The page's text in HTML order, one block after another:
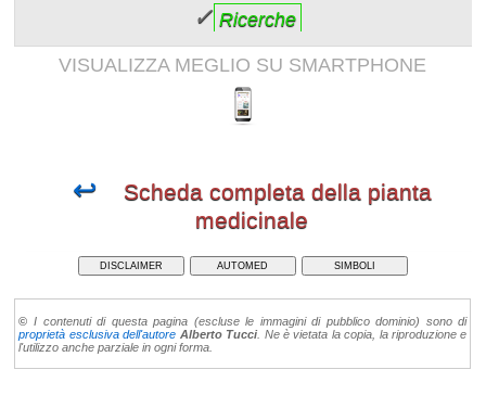
✓ Ricerche
VISUALIZZA MEGLIO SU SMARTPHONE
↩ Scheda completa della pianta
medicinale
DISCLAIMER AUTOMED SIMBOLI
© I contenuti di questa pagina (escluse le immagini di pubblico dominio) sono di
proprietà esclusiva dell'autore Alberto Tucci . Ne è vietata la copia, la riproduzione e
l'utilizzo anche parziale in ogni forma.